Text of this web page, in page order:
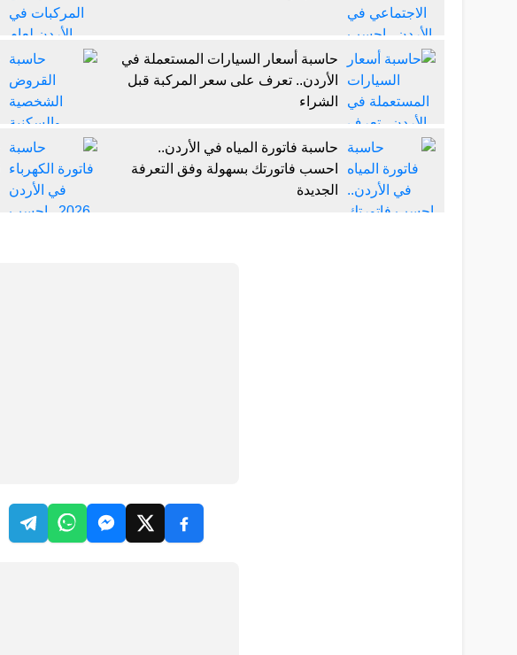
حاسبة أسعار السيارات المستعملة في
الأردن.. تعرف على سعر المركبة قبل
الشراء
حاسبة فاتورة المياه في الأردن..
احسب فاتورتك بسهولة وفق التعرفة
الجديدة